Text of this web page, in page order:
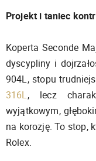
Projekt i taniec
Koperta Seconde
dyscypliny i
904L, stopu
316L, lecz
wyjątkowym,
na korozję. To stop,
Rolex.